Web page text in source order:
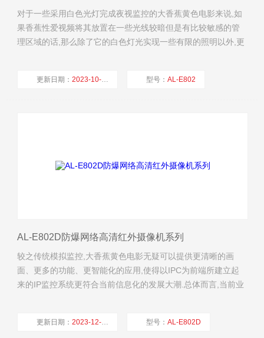
对于一些采用白色光灯完成夜视监控的大香蕉黄色电影来说,如
果香蕉性爱视频将其放置在一些光线较暗但是有比较敏感的管
理区域的话,那么除了它的白色灯光实现一些有限的照明以外,更
更新日期：2023-10-24 型号：AL-E802
AL-E802D防爆网络高清红外摄像机系列
较之传统模拟监控,大香蕉黄色电影无疑可以提供更清晰的画
面、更多的功能、更智能化的应用,使得以IPC为前端所建立起
来的IP监控系统更符合当前信息化的发展大潮.总体而言,当前业
更新日期：2023-12-06 型号：AL-E802D